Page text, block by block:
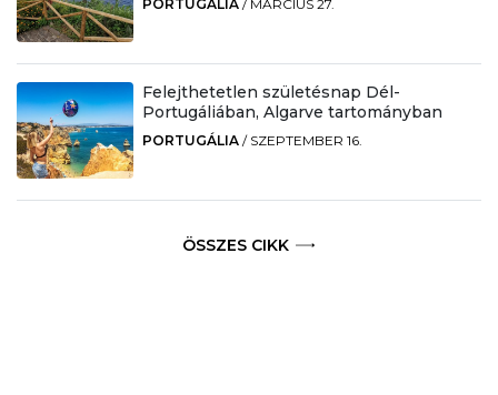
PORTUGÁLIA / MÁRCIUS 27.
Felejthetetlen születésnap Dél-
Portugáliában, Algarve tartományban
PORTUGÁLIA / SZEPTEMBER 16.
ÖSSZES CIKK